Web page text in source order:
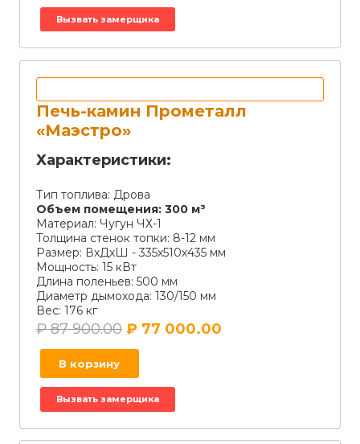
Вызвать замерщика
Печь-камин Прометалл
«Маэстро»
Характеристики:
Тип топлива: Дрова
Объем помещения: 300 м³
Материал: Чугун ЧХ-1
Толщина стенок топки: 8-12 мм
Размер: ВхДхШ - 335х510х435 мм
Мощность: 15 кВт
Длина поленьев: 500 мм
Диаметр дымохода: 130/150 мм
Вес: 176 кг
₽87 900.00 ₽ 77 000.00
В корзину
Вызвать замерщика